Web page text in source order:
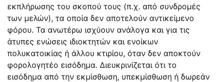
εκπλήρωσης του σκοπού τους (π.χ. από συνδρομές
των μελών), τα οποία δεν αποτελούν αντικείμενο
φόρου. Τα ανωτέρω ισχύουν ανάλογα και για τις
άτυπες ενώσεις ιδιοκτητών και ενοίκων
πολυκατοικίας ή άλλου κτιρίου, όταν δεν αποκτούν
φορολογητέο εισόδημα. Διευκρινίζεται ότι το
εισόδημα από την εκμίσθωση, υπεκμίσθωση ή δωρεάν